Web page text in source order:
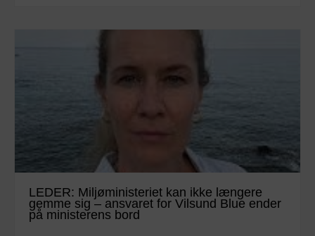
LEDER: Miljøministeriet kan ikke længere
gemme sig – ansvaret for Vilsund Blue ender
på ministerens bord